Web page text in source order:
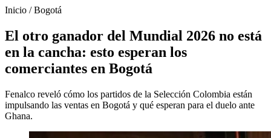
Inicio /Bogotá
El otro ganador del Mundial 2026 no está
en la cancha: esto esperan los
comerciantes en Bogotá
Fenalco reveló cómo los partidos de la Selección Colombia están
impulsando las ventas en Bogotá y qué esperan para el duelo ante
Ghana.